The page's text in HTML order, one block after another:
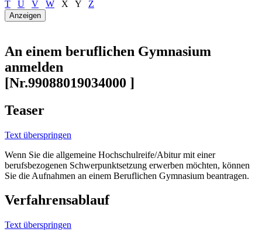
T
U V W X Y Z
An einem beruflichen Gymnasium
anmelden
[Nr.99088019034000 ]
Teaser
Text überspringen
Wenn Sie die allgemeine Hochschulreife/Abitur mit einer
berufsbezogenen Schwerpunktsetzung erwerben möchten, können
Sie die Aufnahmen an einem Beruflichen Gymnasium beantragen.
Verfahrensablauf
Text überspringen